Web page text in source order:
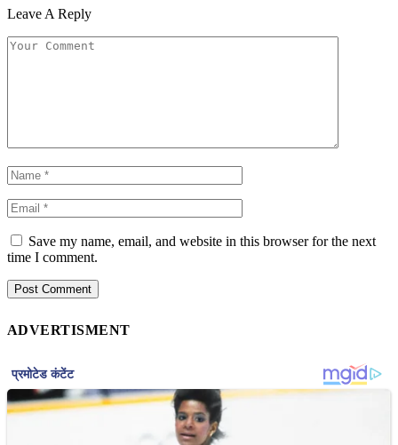
Leave A Reply
Save my name, email, and website in this browser for the next
time I comment.
ADVERTISMENT